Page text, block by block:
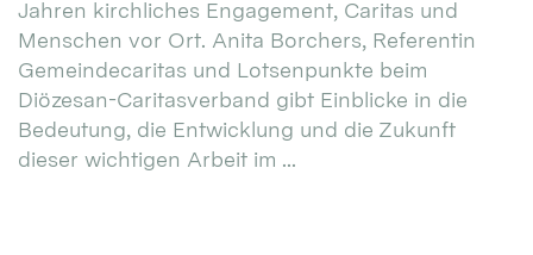
Jahren kirchliches Engagement, Caritas und
Menschen vor Ort. Anita Borchers, Referentin
Gemeindecaritas und Lotsenpunkte beim
Diözesan-Caritasverband gibt Einblicke in die
Bedeutung, die Entwicklung und die Zukunft
dieser wichtigen Arbeit im ...